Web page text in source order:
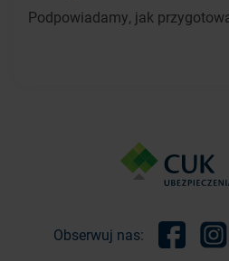
Podpowiadamy, jak
Obserwuj nas: